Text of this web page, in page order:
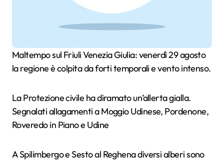
Maltempo sul Friuli Venezia Giulia: venerdì 29 agosto
la regione è colpita da forti temporali e vento intenso.
La Protezione civile ha diramato un’allerta gialla.
Segnalati allagamenti a Moggio Udinese, Pordenone,
Roveredo in Piano e Udine
A Spilimbergo e Sesto al Reghena diversi alberi sono